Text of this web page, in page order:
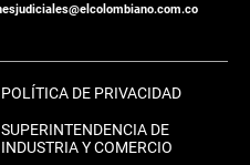
POLÍTICA DE PRIVACIDAD
SUPERINTENDENCIA DE
INDUSTRIA Y COMERCIO